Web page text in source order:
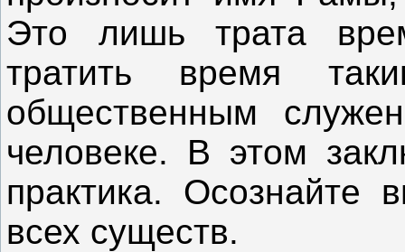
Это лишь трата
тратить время
общественным
человеке. В этом
практика. Осознайте
всех существ.